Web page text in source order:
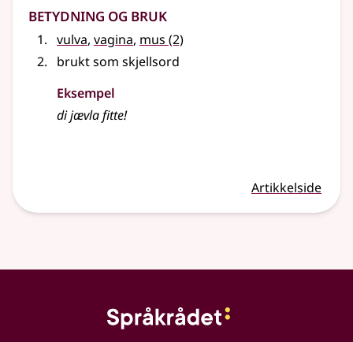
Betydning og bruk
vulva, vagina, mus (2)
brukt som skjellsord
Eksempel
di jævla fitte!
Artikkelside